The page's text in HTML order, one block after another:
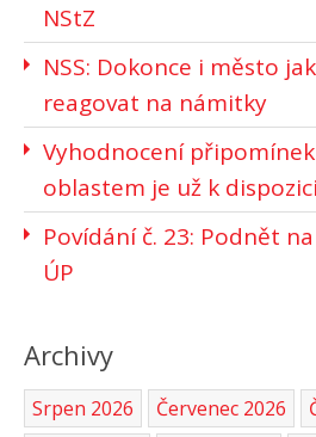
NStZ
NSS: Dokonce i město
reagovat na námitky
Vyhodnocení
oblastem je už k dispozici
Povídání č. 23: Podnět
ÚP
Archivy
Srpen 2026 Červenec 2026